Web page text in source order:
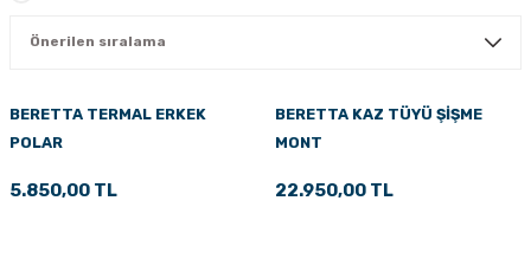
BERETTA TERMAL ERKEK
POLAR
5.850,00 TL
BERETTA KAZ TÜYÜ ŞİŞME
MONT
22.950,00 TL